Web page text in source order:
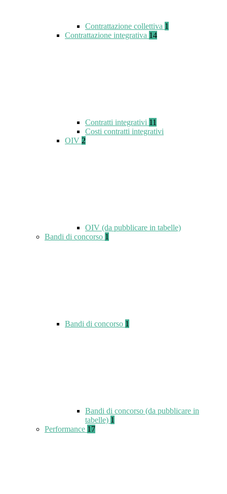
Contrattazione collettiva 1
Contrattazione integrativa 14
Contratti integrativi 11
Costi contratti integrativi
OIV 2
OIV (da pubblicare in tabelle)
Bandi di concorso 1
Bandi di concorso 1
Bandi di concorso (da pubblicare in
tabelle) 1
Performance 17